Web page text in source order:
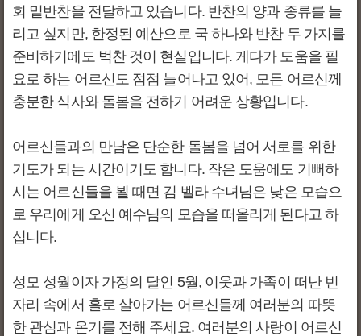
회 밑반찬을 전달하고 있습니다. 반찬의 양과 종류를 늘
리고 싶지만, 한정된 예산으로 국 하나와 반찬 두 가지를
준비하기에도 벅찬 것이 현실입니다. 게다가 도움을 필
요로 하는 어르신도 점점 늘어나고 있어, 모든 어르신께
충분한 식사와 돌봄을 전하기 어려운 상황입니다.
어르신들과의 만남은 단순한 돌봄을 넘어 서로를 위한
기도가 되는 시간이기도 합니다. 작은 도움에도 기뻐하
시는 어르신들을 뵐 때면 김 벨라 수녀님은 낮은 모습으
로 우리에게 오신 예수님의 모습을 떠올리게 된다고 하
십니다.
성모 성월이자 가정의 달인 5월, 이웃과 가족이 떠난 빈
자리 속에서 홀로 살아가는 어르신들께 여러분의 따뜻
한 관심과 온기를 전해 주세요. 여러분의 사랑이 어르신